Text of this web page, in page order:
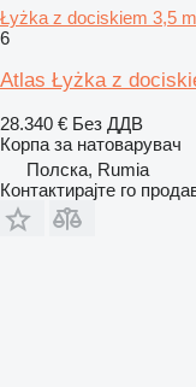
Łyżka z dociskiem 3,5
6
Atlas Łyżka z
28.340 € Без ДДВ
Корпа за натоварувач
Полска, Rumia
Контактирајте го